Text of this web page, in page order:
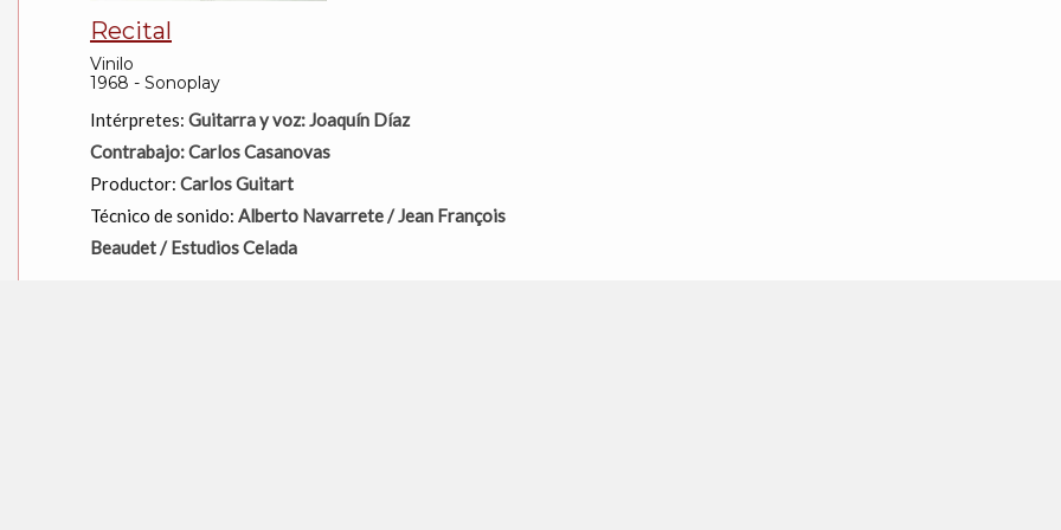
Recital
Vinilo
1968 - Sonoplay
Intérpretes: Guitarra y voz: Joaquín Díaz
Contrabajo: Carlos Casanovas
Productor: Carlos Guitart
Técnico de sonido: Alberto Navarrete / Jean François
Beaudet / Estudios Celada